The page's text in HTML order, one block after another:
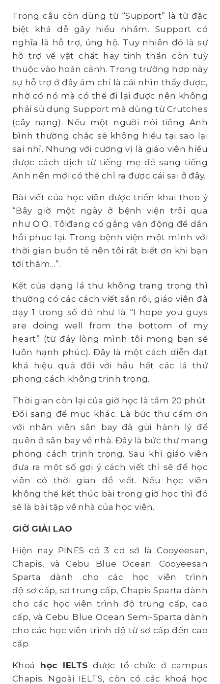
Trong câu còn dùng từ “Support” là từ đặc
biệt khá dễ gây hiểu nhầm. Support có
nghĩa là hỗ trợ, ủng hộ. Tuy nhiên đó là sự
hỗ trợ về vật chất hay tinh thần còn tuỳ
thuộc vào hoàn cảnh. Trong trường hợp này
sự hỗ trợ ở đây ám chỉ là cái nhìn thấy được,
nhờ có nó mà có thể đi lại được nên không
phải sử dụng Support mà dùng từ Crutches
(cây nạng). Nếu một người nói tiếng Anh
bình thường chắc sẽ không hiểu tại sao lại
sai nhỉ. Nhưng với cương vị là giáo viên hiểu
được cách dịch từ tiếng mẹ đẻ sang tiếng
Anh nên mới có thể chỉ ra được cái sai ở đây.
Bài viết của học viên được triển khai theo ý
“Bây giờ một ngày ở bệnh viện trôi qua
như ○○. Tôiđang cố gắng vận động để dần
hồi phục lại. Trong bệnh viện một mình với
thời gian buồn tẻ nên tôi rất biết ơn khi bạn
tới thăm…”.
Kết của dạng lá thư không trang trọng thì
thường có các cách viết sẵn rồi, giáo viên đã
dạy 1 trong số đó như là “I hope you guys
are doing well from the bottom of my
heart” (từ đáy lòng mình tôi mong bạn sẽ
luôn hạnh phúc). Đây là một cách diễn đạt
khá hiệu quả đối với hầu hết các lá thứ
phong cách không trịnh trọng.
Thời gian còn lại của giờ học là tầm 20 phút.
Đổi sang đề mục khác. Là bức thư cám ơn
với nhân viên sân bay đã gửi hành lý để
quên ở sân bay về nhà. Đây là bức thư mang
phong cách trịnh trọng. Sau khi giáo viên
đưa ra một số gợi ý cách viết thì sẽ để học
viên có thời gian để viết. Nếu học viên
không thể kết thúc bài trong giờ học thì đó
sẽ là bài tập về nhà của học viên.
GIỜ GIẢI LAO
Hiện nay PINES có 3 cơ sở là Cooyeesan,
Chapis, và Cebu Blue Ocean. Cooyeesan
Sparta dành cho các học viên trình
độ sơ cấp, sơ trung cấp, Chapis Sparta dành
cho các học viên trình độ trung cấp, cao
cấp, và Cebu Blue Ocean Semi-Sparta dành
cho các học viên trình độ từ sơ cấp đến cao
cấp.
Khoá học IELTSđược tổ chức ở campus
Chapis. Ngoài IELTS, còn có các khoá học